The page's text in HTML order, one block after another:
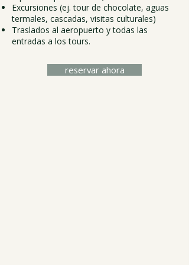
Excursiones (ej. tour de chocolate, aguas
termales, cascadas, visitas culturales)
Traslados al aeropuerto y todas las
entradas a los tours.
reservar ahora